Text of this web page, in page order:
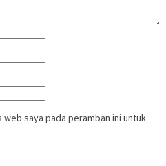
web saya pada peramban ini untuk